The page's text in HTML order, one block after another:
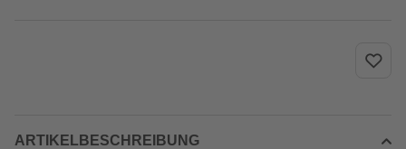
ARTIKELBESCHREIBUNG